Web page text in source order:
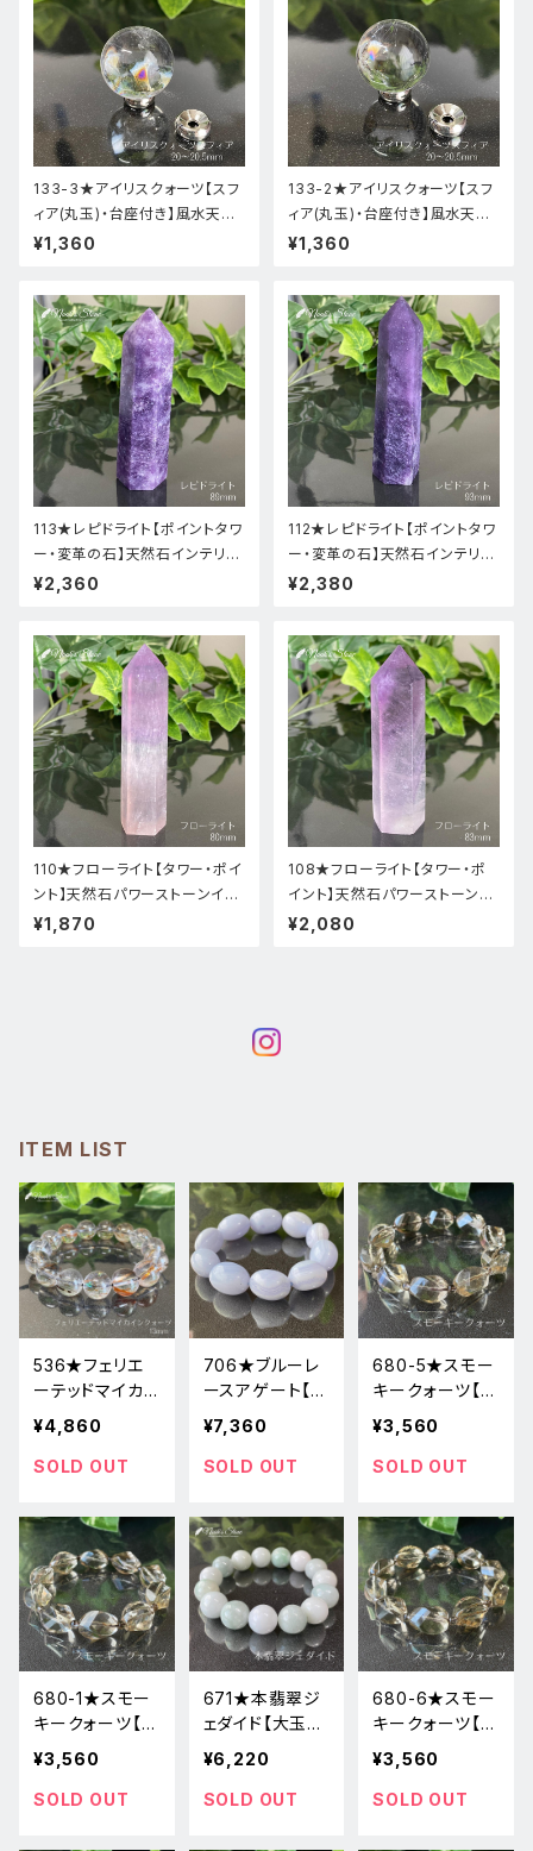
133-3★アイリスクォーツ【スフ
ィア(丸玉)・台座付き】風水天然
石インテリア
¥1,360
133-2★アイリスクォーツ【スフ
ィア(丸玉)・台座付き】風水天然
石インテリア
¥1,360
113★レピドライト【ポイントタワ
ー・変革の石】天然石インテリア
置物新品
¥2,360
112★レピドライト【ポイントタワ
ー・変革の石】天然石インテリア
置物新品
¥2,380
110★フローライト【タワー・ポイ
ント】天然石パワーストーンイン
テリア置物新品
¥1,870
108★フローライト【タワー・ポ
イント】天然石パワーストーンイ
ンテリア置物新品
¥2,080
ITEM LIST
536★フェリエ
ーテッドマイカイ
ンクォーツ【お買
い得】天然石パ
ワーストーン新
¥4,860
SOLD OUT
706★ブルーレ
ースアゲート【希
少・天然物】天然
石ブレスレットパ
ワーストーン新
¥7,360
SOLD OUT
680-5★スモー
キークォーツ【ツ
イストカット☆高
品質】天然石ブ
レスレット新品
¥3,560
SOLD OUT
680-1★スモー
キークォーツ【ツ
イストカット☆高
品質】天然石ブ
レスレット新品
¥3,560
SOLD OUT
671★本翡翠ジ
ェダイド【大玉・
ミャンマー産】天
然石ブレスレット
パワーストーン
¥6,220
SOLD OUT
680-6★スモー
キークォーツ【ツ
イストカット☆高
品質】天然石ブ
レスレット新品
¥3,560
SOLD OUT